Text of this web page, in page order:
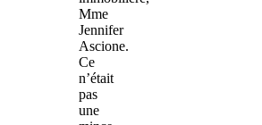
Mme
Jennifer
Ascione.
Ce
n’était
pas
une